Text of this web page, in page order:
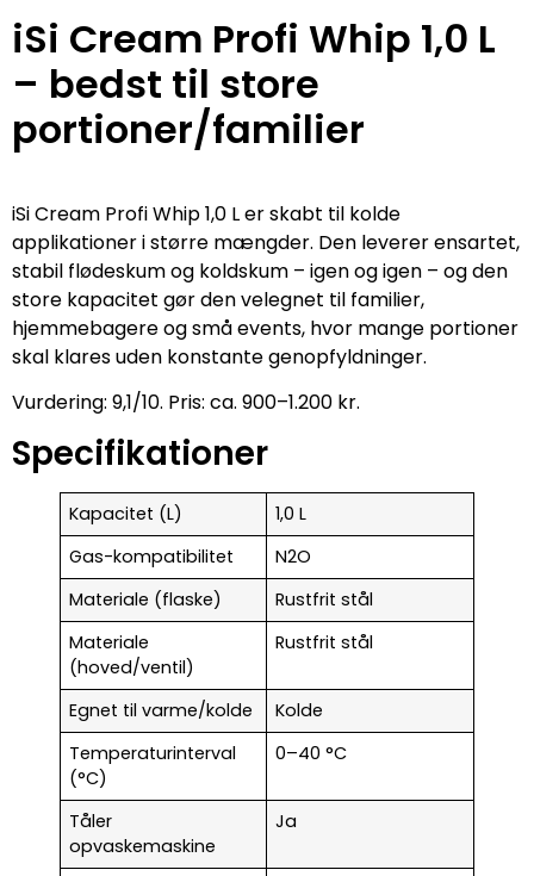
iSi Cream Profi Whip 1,0 L
– bedst til store
portioner/familier
iSi Cream Profi Whip 1,0 L er skabt til kolde
applikationer i større mængder. Den leverer ensartet,
stabil flødeskum og koldskum – igen og igen – og den
store kapacitet gør den velegnet til familier,
hjemmebagere og små events, hvor mange portioner
skal klares uden konstante genopfyldninger.
Vurdering: 9,1/10. Pris: ca. 900–1.200 kr.
Specifikationer
Kapacitet (L)
1,0 L
Gas-kompatibilitet
N2O
Materiale (flaske)
Rustfrit stål
Materiale
(hoved/ventil)
Rustfrit stål
Egnet til varme/kolde
Kolde
Temperaturinterval
(°C)
0–40 °C
Tåler
opvaskemaskine
Ja